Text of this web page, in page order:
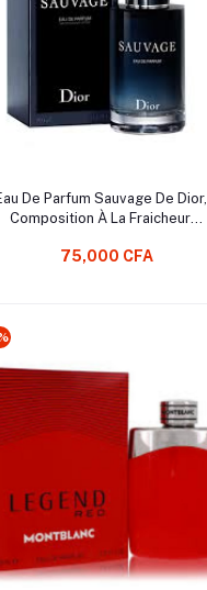
Ajouter au Panier
De Parfum Sauvage De Dior,
Composition À La Fraicheur
Parfums
75,000 CFA